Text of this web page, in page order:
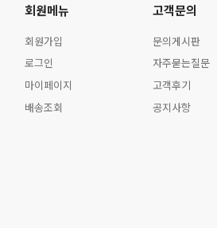
회원메뉴
회원가입
로그인
마이페이지
배송조회
고객문의
문의게시판
자주묻는질문
고객후기
공지사항